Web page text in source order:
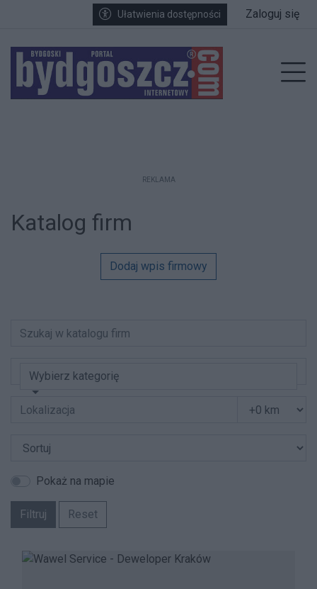
Przejdź do głównych treści
Przejdź do wyszukiwarki
Przejdź do głównego menuUłatwienia dostępności Zaloguj się
REKLAMA
Katalog firm
Dodaj wpis firmowy
Wybierz kategorię
Pokaż na mapie
Filtruj Reset